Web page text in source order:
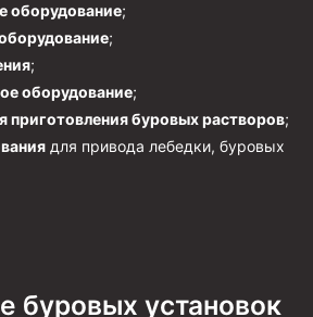
арматура
оборудование;
;
;
оборудование;
приготовления буровых растворов;
для привода лебедки, буровых
буровых установок